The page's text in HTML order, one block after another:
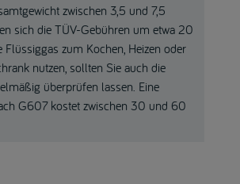
zwischen 3,5 und 7,5
sich die TÜV-Gebühren um etwa 20
Flüssiggas zum Kochen, Heizen oder
nutzen, sollten Sie auch die
überprüfen lassen. Eine
G607 kostet zwischen 30 und 60